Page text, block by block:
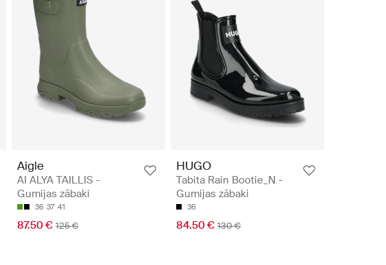
Aigle
AI ALYA TAILLIS -
Gumijas zābaki
36 37 41
87.50 € 125 €
HUGO
Tabita Rain Bootie_N -
Gumijas zābaki
36
84.50 € 130 €